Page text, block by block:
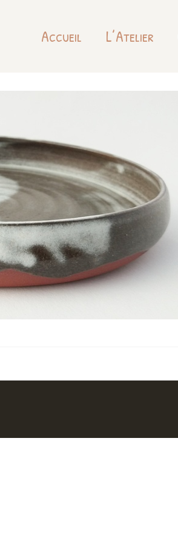
Accueil L’Atelier